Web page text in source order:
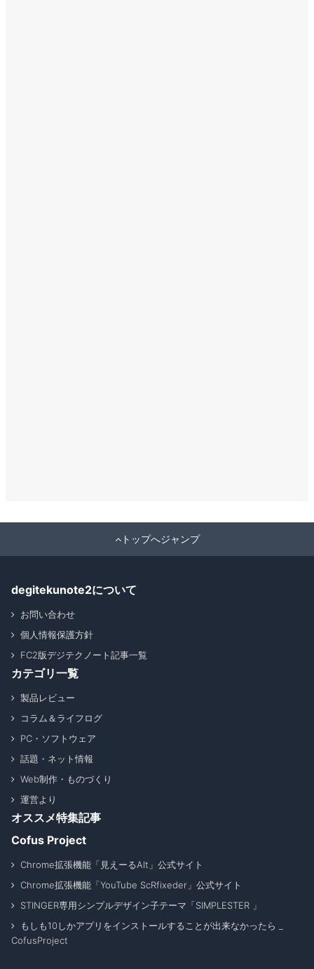
トップへジャンプ
degitekunote2について
お問い合わせ
個人情報保護方針
FC2版デジテクノート記事一覧
カテゴリ一覧
製品レビュー
コラム＆ライフログ
PC・ソフトウェア
話題・ネット情報
Web制作・ものづくり
運営より
オススメ特集記事
Cofus Project
Chrome拡張機能「見えーるAlt」公式サイト
Chrome拡張機能「YouTube ScRfixeder」公式サイト
STINGER専用シンプルデザイン子テーマ「SIMPLESTER 」
もしも10しかアプリをインストールすることが出来なかったら _
CofusProject